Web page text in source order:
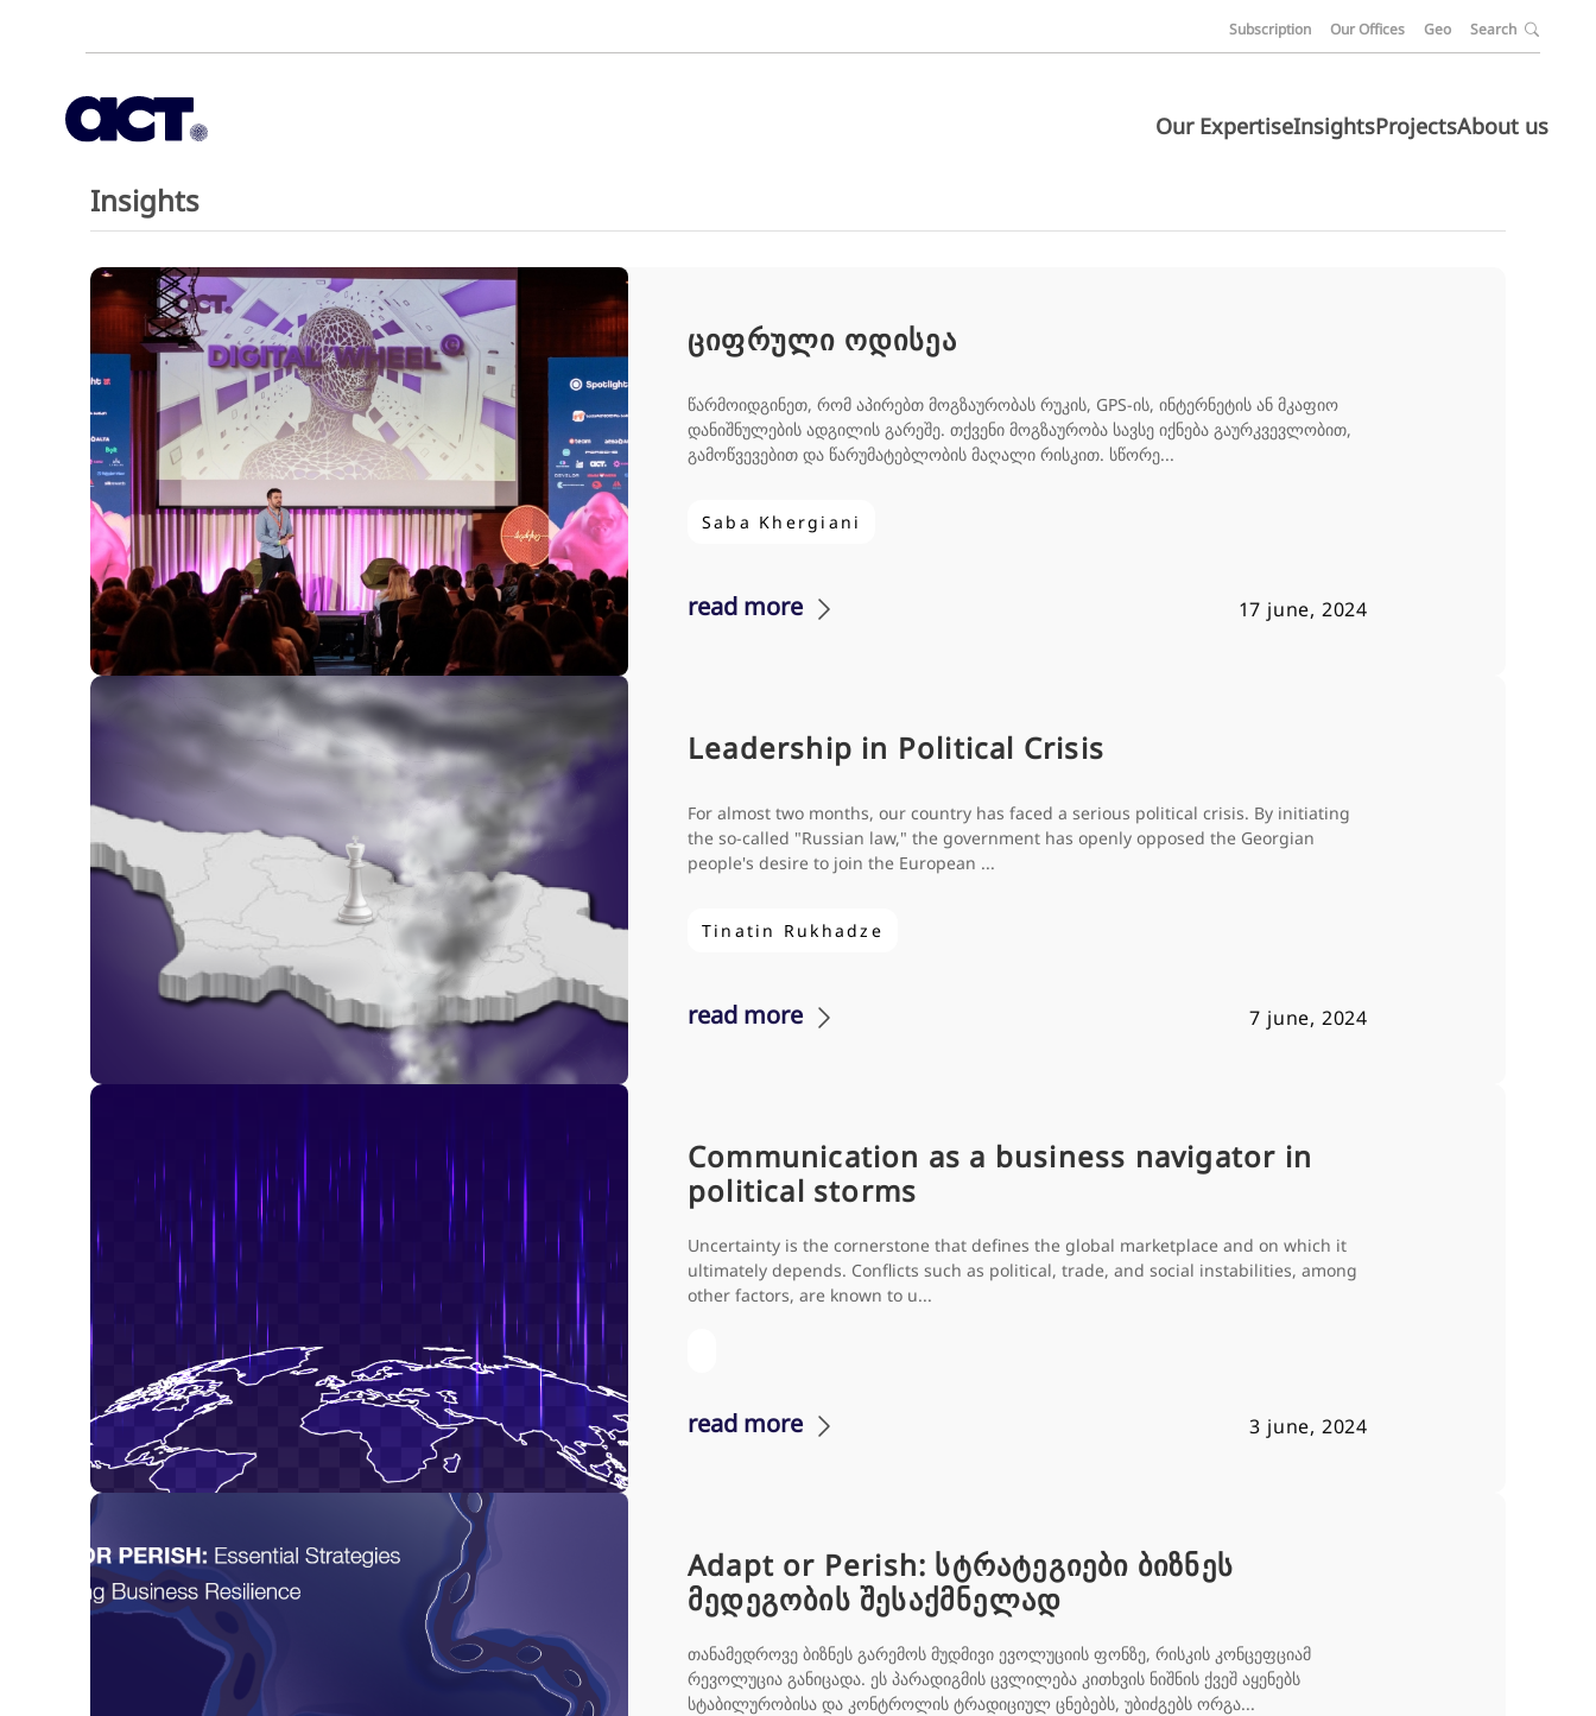
Subscription Our Offices Geo Search
Our ExpertiseInsightsProjectsAbout us
Insights
ციფრული ოდისეა
წარმოიდგინეთ, რომ აპირებთ მოგზაურობას რუკის, GPS-ის, ინტერნეტის ან მკაფიო
დანიშნულების ადგილის გარეშე. თქვენი მოგზაურობა სავსე იქნება გაურკვევლობით,
გამოწვევებით და წარუმატებლობის მაღალი რისკით. სწორე...
Saba Khergiani
read more 17 june, 2024
Leadership in Political Crisis
For almost two months, our country has faced a serious political crisis. By initiating
the so-called "Russian law," the government has openly opposed the Georgian
people's desire to join the European ...
Tinatin Rukhadze
read more 7 june, 2024
Communication as a business navigator in
political storms
Uncertainty is the cornerstone that defines the global marketplace and on which it
ultimately depends. Conflicts such as political, trade, and social instabilities, among
other factors, are known to u...
read more 3 june, 2024
Adapt or Perish: სტრატეგიები ბიზნეს
მედეგობის შესაქმნელად
თანამედროვე ბიზნეს გარემოს მუდმივი ევოლუციის ფონზე, რისკის კონცეფციამ
რევოლუცია განიცადა. ეს პარადიგმის ცვლილება კითხვის ნიშნის ქვეშ აყენებს
სტაბილურობისა და კონტროლის ტრადიციულ ცნებებს, უბიძგებს ორგა...